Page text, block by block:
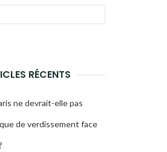
RÉCENTS
ne devrait-elle pas
de verdissement face